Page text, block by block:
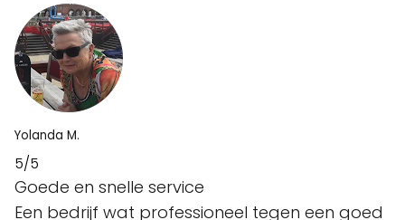
Yolanda M.
5/5
Goede en snelle service
Een bedrijf wat professioneel tegen een goed